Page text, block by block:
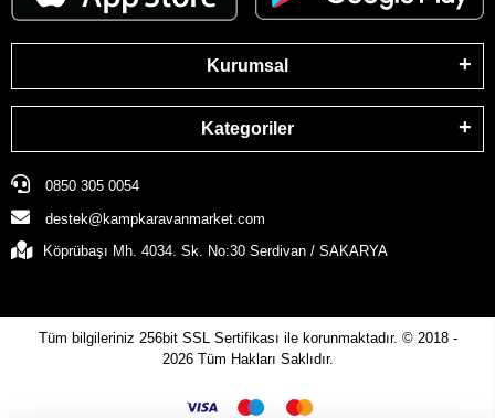
Kurumsal
Kategoriler
0850 305 0054
destek@kampkaravanmarket.com
Köprübaşı Mh. 4034. Sk. No:30 Serdivan / SAKARYA
Tüm bilgileriniz 256bit SSL Sertifikası ile korunmaktadır. © 2018 -
2026 Tüm Hakları Saklıdır.